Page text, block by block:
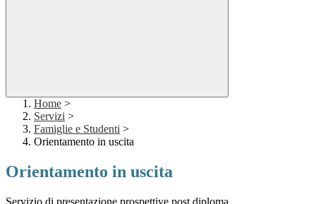
Home >
Servizi >
Famiglie e Studenti >
Orientamento in uscita
Orientamento in uscita